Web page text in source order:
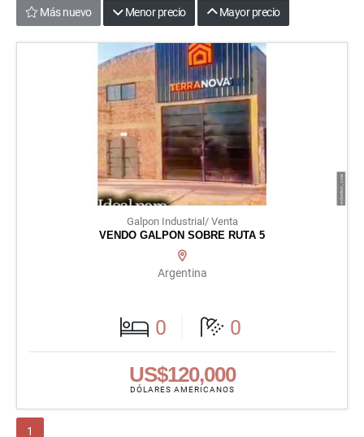
Más nuevo
Menor precio Mayor precio
Galpon Industrial/ Venta
VENDO GALPON SOBRE RUTA 5
Argentina
0 0
US$120,000
DÓLARES AMERICANOS
1